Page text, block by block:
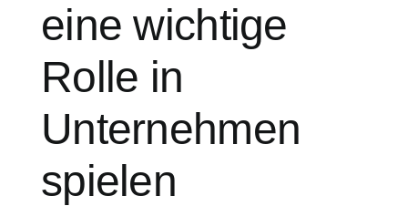
eine wichtige
Rolle in
Unternehmen
spielen